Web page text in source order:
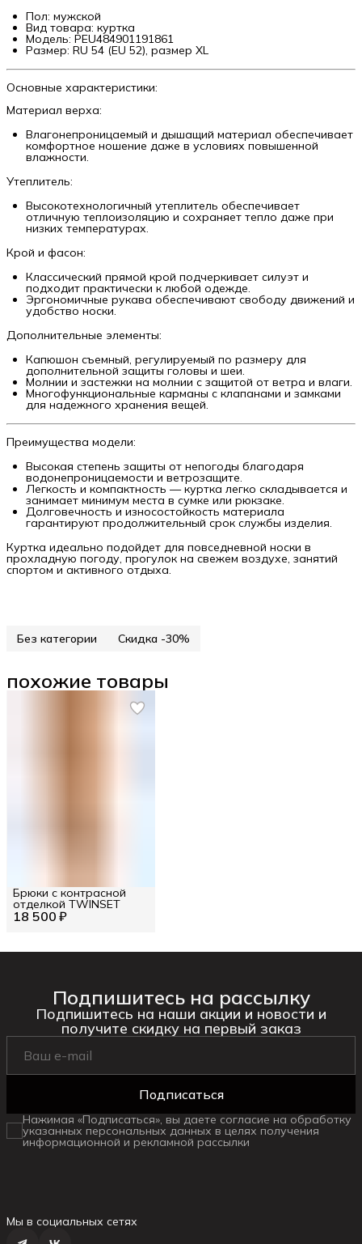
Пол: мужской
Вид товара: куртка
Модель: PEU484901191861
Размер: RU 54 (EU 52), размер XL
Основные характеристики:
Материал верха:
Влагонепроницаемый и дышащий материал обеспечивает
комфортное ношение даже в условиях повышенной
влажности.
Утеплитель:
Высокотехнологичный утеплитель обеспечивает
отличную теплоизоляцию и сохраняет тепло даже при
низких температурах.
Крой и фасон:
Классический прямой крой подчеркивает силуэт и
подходит практически к любой одежде.
Эргономичные рукава обеспечивают свободу движений и
удобство носки.
Дополнительные элементы:
Капюшон съемный, регулируемый по размеру для
дополнительной защиты головы и шеи.
Молнии и застежки на молнии с защитой от ветра и влаги.
Многофункциональные карманы с клапанами и замками
для надежного хранения вещей.
Преимущества модели:
Высокая степень защиты от непогоды благодаря
водонепроницаемости и ветрозащите.
Легкость и компактность — куртка легко складывается и
занимает минимум места в сумке или рюкзаке.
Долговечность и износостойкость материала
гарантируют продолжительный срок службы изделия.
Куртка идеально подойдет для повседневной носки в
прохладную погоду, прогулок на свежем воздухе, занятий
спортом и активного отдыха.
Без категории Скидка -30%
похожие товары
18 500 ₽
Брюки с контрасной
отделкой TWINSET
Подпишитесь на рассылку
Подпишитесь на наши акции и новости и
получите скидку на первый заказ
Подписаться
Нажимая «Подписаться», вы даете согласие на обработку
указанных персональных данных в целях получения
информационной и рекламной рассылки
Мы в социальных сетях